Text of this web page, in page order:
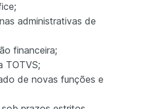
administrativas de
financeira;
TOTVS;
de novas funções e